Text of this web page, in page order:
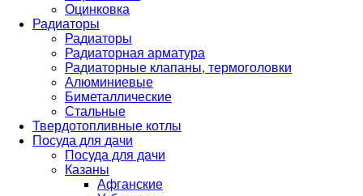
Оцинковка
Радиаторы
Радиаторы
Радиаторная арматура
Радиаторные клапаны, термоголовки
Алюминиевые
Биметаллические
Стальные
Твердотопливные котлы
Посуда для дачи
Посуда для дачи
Казаны
Афганские